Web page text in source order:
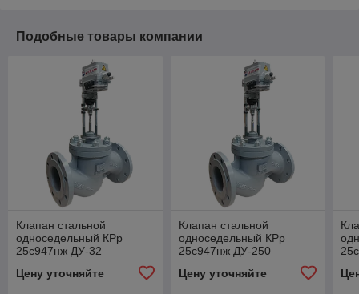
Подобные товары компании
Клапан стальной
односедельный КРр
25с947нж ДУ-32
Цену уточняйте
Клапан стальной
односедельный КРр
25с947нж ДУ-250
Цену уточняйте